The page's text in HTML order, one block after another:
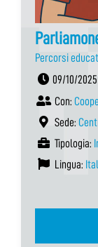
Percorsi
09/10/
Con:
Sede:
Tipologia:
Lingua: